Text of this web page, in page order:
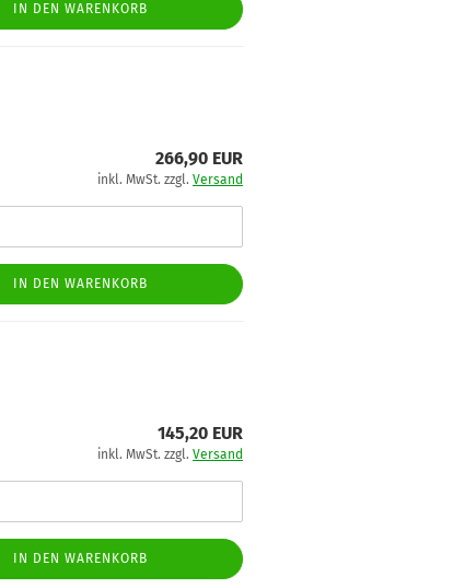
IN DEN WARENKORB
266,90 EUR
inkl. MwSt. zzgl. Versand
IN DEN WARENKORB
145,20 EUR
inkl. MwSt. zzgl. Versand
IN DEN WARENKORB